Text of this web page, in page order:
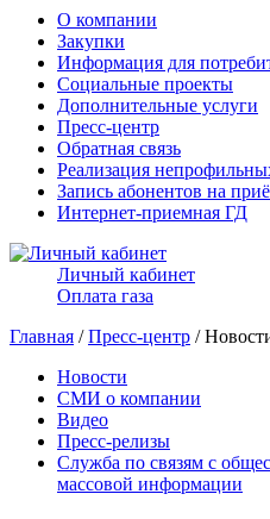
О компании
Закупки
Информация для
Социальные проекты
Дополнительные услуги
Пресс-центр
Обратная связь
Реализация
Запись абонентов на
Интернет-приемная ГД
Личный кабинет
Оплата газа
Главная /Пресс-центр /
Новости
СМИ о компании
Видео
Пресс-релизы
Служба по связям с
массовой информации